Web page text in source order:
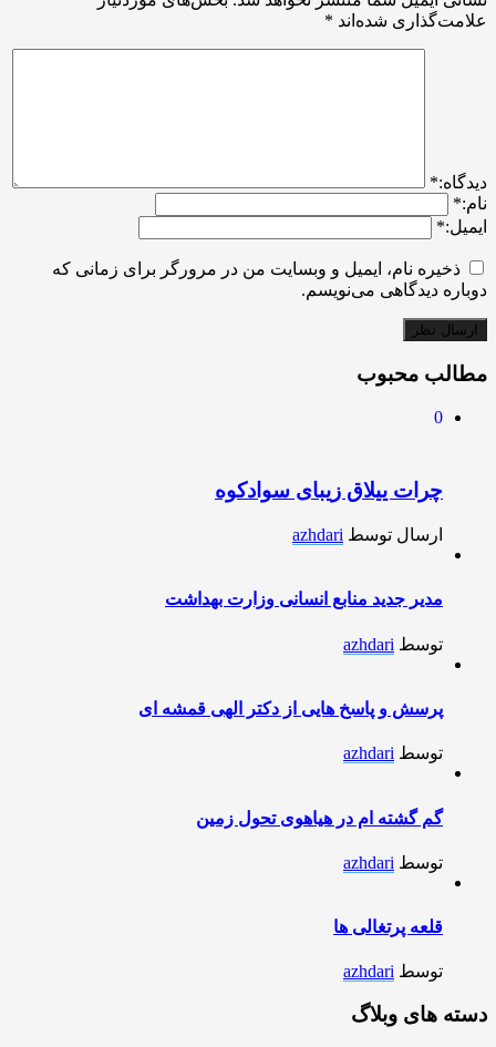
علامت‌گذاری شده‌اند *
ديدگاه:*
نام:*
ایمیل:*
ذخیره نام، ایمیل و وبسایت من در مرورگر برای زمانی که
دوباره دیدگاهی می‌نویسم.
مطالب محبوب
0
چرات ییلاق زیبای سوادکوه
ارسال توسط azhdari
مدیر جدید منابع انسانی وزارت بهداشت
توسط azhdari
پرسش و پاسخ هایی از دکتر الهی قمشه ای
توسط azhdari
گم گشته ام در هیاهوی تحول زمین
توسط azhdari
قلعه پرتغالی ها
توسط azhdari
دسته های وبلاگ